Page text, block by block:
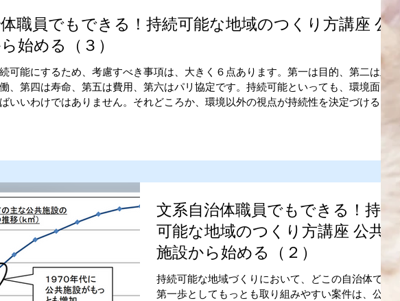
職員でもできる！持続可能な地域のつくり方講座 公
始める（３）
可能にするため、考慮すべき事項は、大きく６点あります。第一は目的、第二は立
、第四は寿命、第五は費用、第六はパリ協定です。持続可能といっても、環境面だ
いいわけではありません。それどころか、環境以外の視点が持続性を決定づけると
文系自治体職員でもできる！持続
可能な地域のつくり方講座 公共
施設から始める（２）
持続可能な地域づくりにおいて、どこの自治体でも
第一歩としてもっとも取り組みやすい案件は、公共